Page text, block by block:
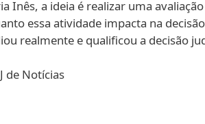
Inês, a ideia é realizar uma
essa atividade impacta na
realmente e qualificou a decisão
de Notícias